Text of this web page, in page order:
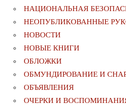
НАЦИОНАЛЬНАЯ
НЕОПУБЛИКОВАННЫЕ
НОВОСТИ
НОВЫЕ КНИГИ
ОБЛОЖКИ
ОБМУНДИРОВАНИЕ И
ОБЪЯВЛЕНИЯ
ОЧЕРКИ И